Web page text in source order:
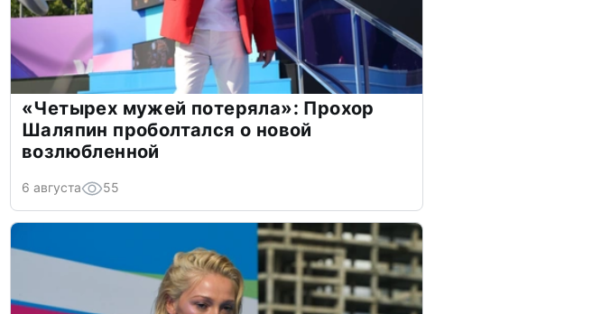
«Четырех мужей потеряла»: Прохор
Шаляпин проболтался о новой
возлюбленной
6 августа 55